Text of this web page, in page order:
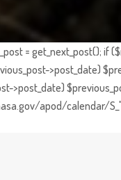
= get_next_post(); if
>post_date)
>post_date)
apod/calendar/